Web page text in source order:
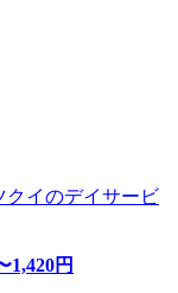
クイのデイサービ
1,420円